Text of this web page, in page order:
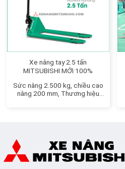
Xe nâng tay 2.5 tấn
MITSUBISHI MỚI 100%
Sức nâng 2.500 kg, chiều cao
nâng 200 mm, Thương hiệu